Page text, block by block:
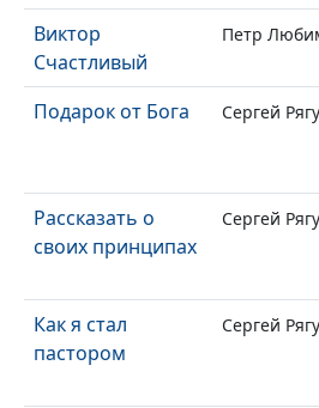
Виктор
Счастливый
Петр
Подарок от Бога Сергей
Рассказать о
своих принципах
Сергей
Как я стал
пастором
Сергей